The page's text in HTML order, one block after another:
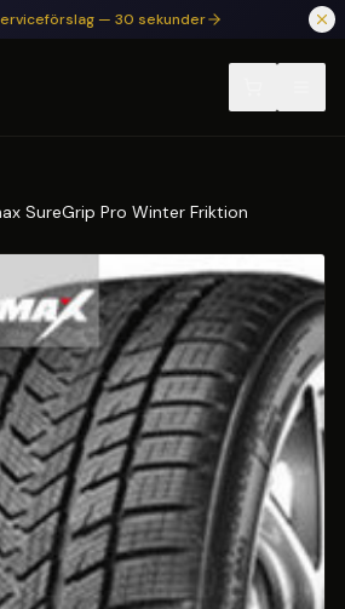
— 30 sekunder
SureGrip Pro Winter Friktion